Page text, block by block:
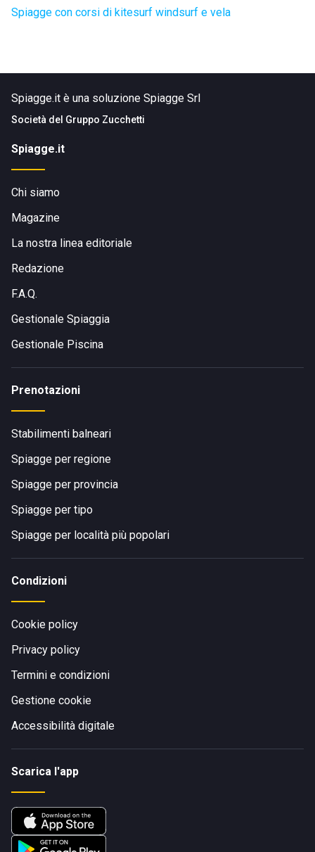
Spiagge con corsi di kitesurf windsurf e vela
Spiagge.it è una soluzione Spiagge Srl
Società del Gruppo Zucchetti
Spiagge.it
Chi siamo
Magazine
La nostra linea editoriale
Redazione
F.A.Q.
Gestionale Spiaggia
Gestionale Piscina
Prenotazioni
Stabilimenti balneari
Spiagge per regione
Spiagge per provincia
Spiagge per tipo
Spiagge per località più popolari
Condizioni
Cookie policy
Privacy policy
Termini e condizioni
Gestione cookie
Accessibilità digitale
Scarica l'app